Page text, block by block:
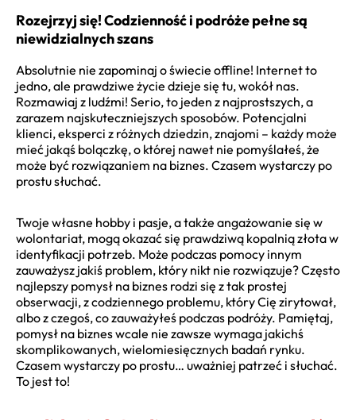
Rozejrzyj się! Codzienność i podróże pełne są
niewidzialnych szans
Absolutnie nie zapominaj o świecie offline! Internet to
jedno, ale prawdziwe życie dzieje się tu, wokół nas.
Rozmawiaj z ludźmi! Serio, to jeden z najprostszych, a
zarazem najskuteczniejszych sposobów. Potencjalni
klienci, eksperci z różnych dziedzin, znajomi – każdy może
mieć jakąś bolączkę, o której nawet nie pomyślałeś, że
może być rozwiązaniem na biznes. Czasem wystarczy po
prostu słuchać.
Twoje własne hobby i pasje, a także angażowanie się w
wolontariat, mogą okazać się prawdziwą kopalnią złota w
identyfikacji potrzeb. Może podczas pomocy innym
zauważysz jakiś problem, który nikt nie rozwiązuje? Często
najlepszy pomysł na biznes rodzi się z tak prostej
obserwacji, z codziennego problemu, który Cię zirytował,
albo z czegoś, co zauważyłeś podczas podróży. Pamiętaj,
pomysł na biznes wcale nie zawsze wymaga jakichś
skomplikowanych, wielomiesięcznych badań rynku.
Czasem wystarczy po prostu… uważniej patrzeć i słuchać.
To jest to!